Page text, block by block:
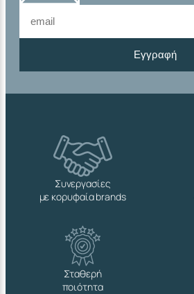
Εγγραφή
Συνεργασίες
με κορυφαία brands
Σταθερή
ποιότητα